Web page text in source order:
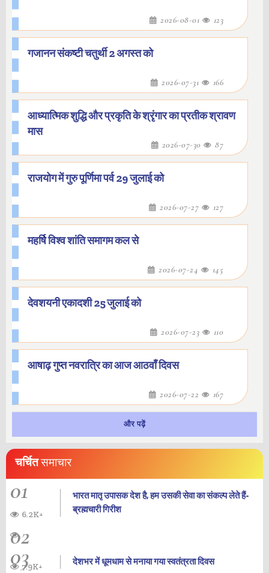
2026-08-01 123
गजानन संकष्टी चतुर्थी 2 अगस्त को
2026-07-31 166
आध्यात्मिक शुद्धि और प्रकृति के श्रृंगार का प्रतीक श्रावण
मास
2026-07-30 87
राजयोग में गुरु पूर्णिमा पर्व 29 जुलाई को
2026-07-27 127
महर्षि विश्व शांति समागम कल से
2026-07-24 145
देवशयनी एकादशी 25 जुलाई को
2026-07-23 110
आषाढ़ गुप्त नवरात्रि का आज आठवाँ दिवस
2026-07-22 167
और पढ़ें
चर्चितसमाचार
01
भारत मातृ उपासक देश है, हम उसकी सेवा का संकल्प लेते हैं-
ब्रह्मचारी गिरीश
6.2K+
02
03 देशभर में धूमधाम से मनाया गया स्वतंत्रता दिवस
7.9K+